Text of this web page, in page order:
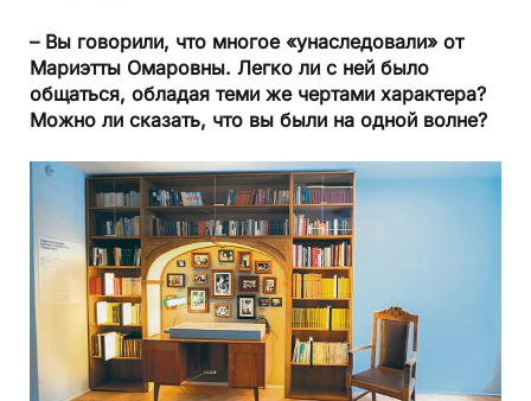
– Вы говорили, что многое «унаследовали» от
Мариэтты Омаровны. Легко ли с ней было
общаться, обладая теми же чертами характера?
Можно ли сказать, что вы были на одной волне?